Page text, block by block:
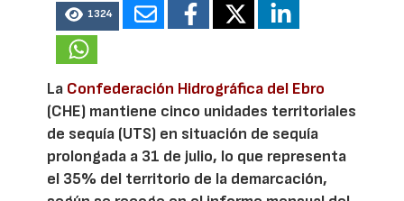
1324
La Confederación Hidrográfica del Ebro
(CHE) mantiene cinco unidades territoriales
de sequía (UTS) en situación de sequía
prolongada a 31 de julio, lo que representa
el 35% del territorio de la demarcación,